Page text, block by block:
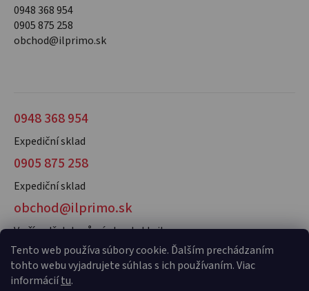
Tento web používa súbory cookie. Ďalším prechádzaním
tohto webu vyjadrujete súhlas s ich používaním. Viac
informáciítu.
0948 368 954
0905 875 258
obchod@ilprimo.sk
0948 368 954
Expediční sklad
0905 875 258
Expediční sklad
obchod@ilprimo.sk
V případě dotazů nás kontaktujte